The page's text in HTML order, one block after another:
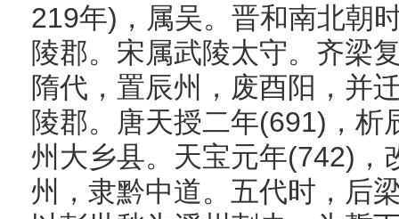
219年)，属吴。晋和南北朝
陵郡。宋属武陵太守。齐梁
隋代，置辰州，废酉阳，并
陵郡。唐天授二年(691)，析
州大乡县。天宝元年(742)，
州，隶黔中道。五代时，后